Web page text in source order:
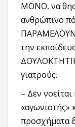
ΜΟΝΟ, να
ανθρώπινο
ΠΑΡΑΜΕΛΟΥΝ
την
γιατρούς.
– Δεν
«αγωνιστής»
προσχήματα